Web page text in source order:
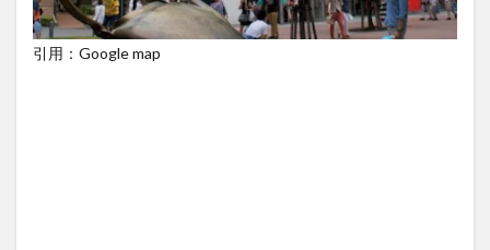
引用：Google map